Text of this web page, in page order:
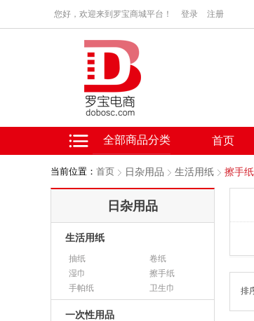
您好，欢迎来到罗宝商城平台！ 登录 注册
全部商品分类 首页
当前位置： 首页 日杂用品 生活用纸 擦手纸
日杂用品
生活用纸
抽纸
卷纸
湿巾
擦手纸
手帕纸
卫生巾
一次性用品
排